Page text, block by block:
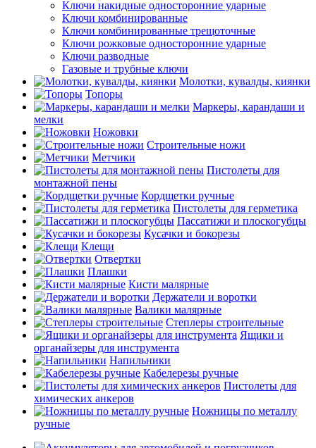
Ключи накидные односторонние ударные
Ключи комбинированные
Ключи комбинированные трещоточные
Ключи рожковые односторонние ударные
Ключи разводные
Газовые и трубные ключи
Молотки, кувалды, киянки
Топоры
Маркеры, карандаши и
мелки
Ножовки
Строительные ножи
Метчики
Пистолеты для
монтажной пены
Кордщетки ручные
Пистолеты для герметика
Пассатижи и плоскогубцы
Кусачки и бокорезы
Клещи
Отвертки
Плашки
Кисти малярные
Держатели и воротки
Валики малярные
Степлеры строительные
Ящики и
органайзеры для инструмента
Напильники
Кабелерезы ручные
Пистолеты для
химических анкеров
Ножницы по металлу
ручные